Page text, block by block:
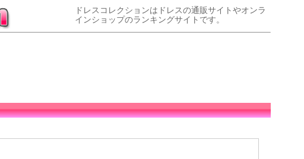
ドレスコレクションはドレスの通販サイトやオンラ
インショップのランキングサイトです。